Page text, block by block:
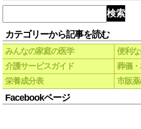
検索
カテゴリーから記事を読む
みんなの家庭の医学
便利
介護サービスガイド
葬儀
栄養成分表
市販
Facebookページ